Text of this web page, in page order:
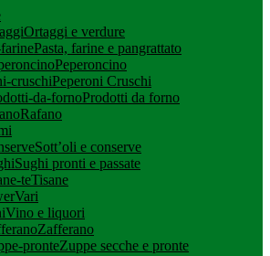
Ortaggi e verdure
Pasta, farine e pangrattato
Peperoncino
Peperoni Cruschi
Prodotti da forno
Rafano
Sott’oli e conserve
Sughi pronti e passate
Tisane
Vari
Vino e liquori
Zafferano
Zuppe secche e pronte